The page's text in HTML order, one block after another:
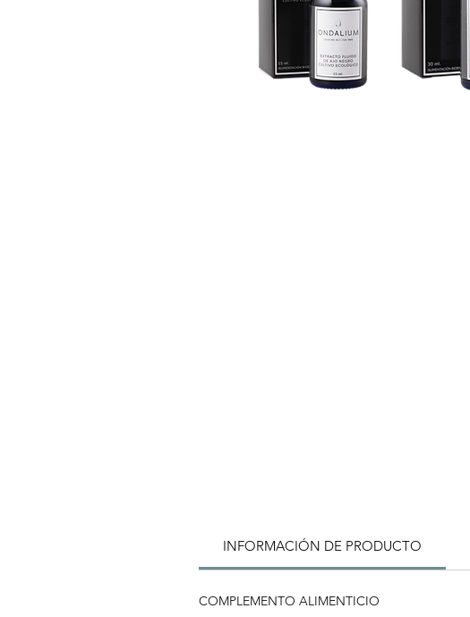
INFORMACIÓN DE PRODUCTO
COMPLEMENTO ALIMENTICIO